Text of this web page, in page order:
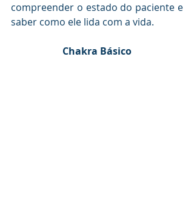
compreender o estado do paciente e
saber como ele lida com a vida.
Chakra Básico